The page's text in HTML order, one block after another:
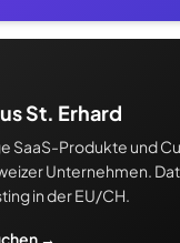
St. Erhard
SaaS-Produkte und
Unternehmen.
in der EU/CH.
→